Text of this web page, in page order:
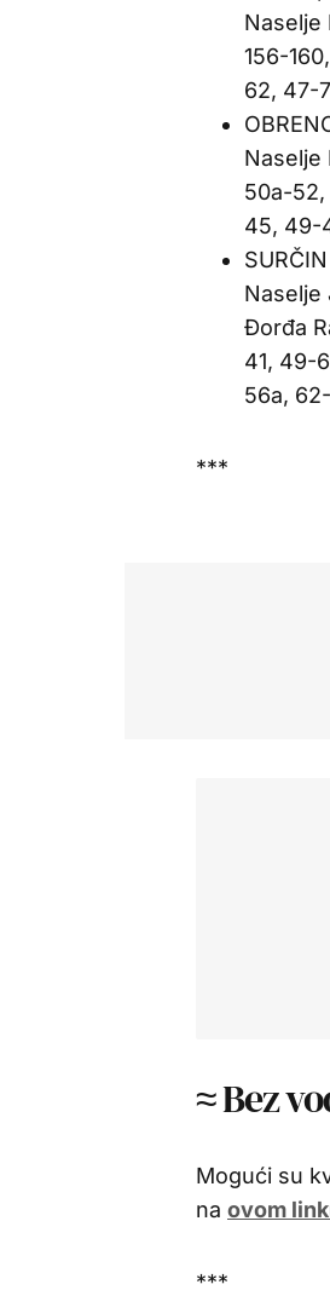
Naselje
156-
62, 47-
Naselje
50a-
45, 49-
Naselje
Đorđa
41, 49-
56a,
***
≈ Bez
Mogući su
na ovom
***